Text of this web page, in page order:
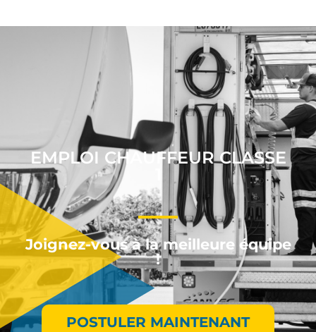
EMPLOI CHAUFFEUR CLASSE
Joignez-vous à la meilleure équipe
!
POSTULER MAINTENANT